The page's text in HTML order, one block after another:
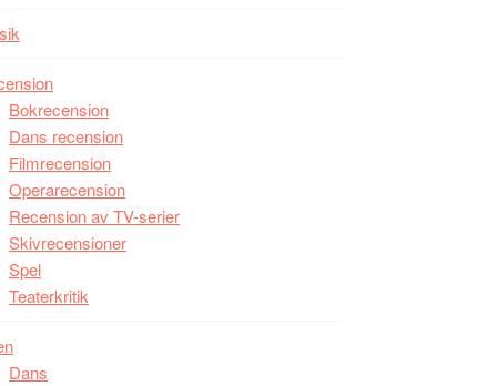
Bokrecension
Dans recension
Filmrecension
Operarecension
Recension av TV-serier
Skivrecensioner
Spel
Teaterkritik
Dans